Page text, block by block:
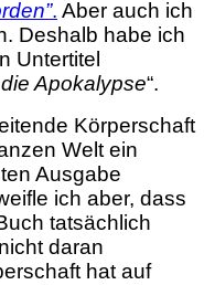
. Aber auch ich
Deshalb habe ich
Untertitel
Apokalypse“.
Körperschaft
Welt ein
Ausgabe
ich aber, dass
tatsächlich
daran
hat auf